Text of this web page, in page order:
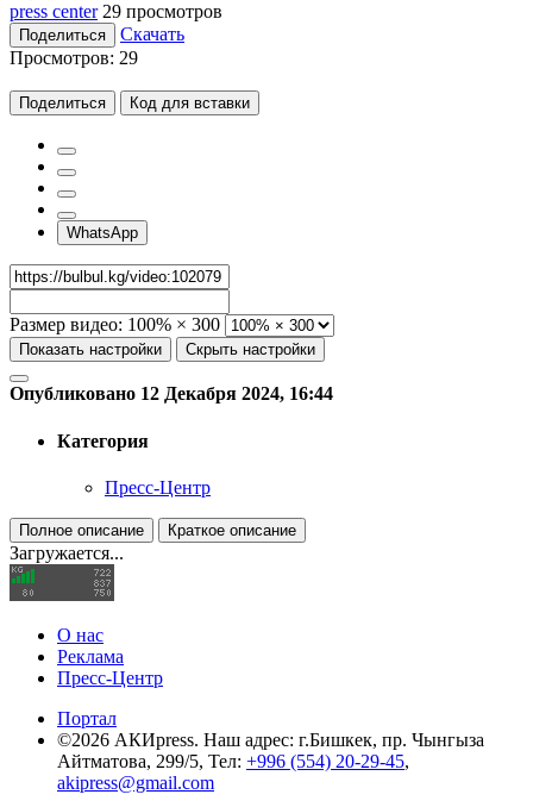
press center 29 просмотров
Поделиться
Скачать
Просмотров: 29
Поделиться Код для вставки
WhatsApp
Размер видео: 100% × 300
Показать настройки Скрыть настройки
Опубликовано 12 Декабря 2024, 16:44
Категория
Пресс-Центр
Полное описание Краткое описание
Загружается...
О нас
Реклама
Пресс-Центр
Портал
©2026 АКИpress. Наш адрес: г.Бишкек, пр. Чынгыза
Айтматова, 299/5, Тел: +996 (554) 20-29-45,
akipress@gmail.com